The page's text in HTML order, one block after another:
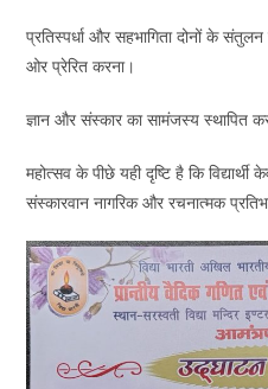
प्रतिस्पर्धा और सहभागिता दोनों के संतुलन
ओर प्रेरित करना।
ज्ञान और संस्कार का सामंजस्य स्थापित
महोत्सव के पीछे यही दृष्टि है कि
संस्कारवान नागरिक और रचनात्मक